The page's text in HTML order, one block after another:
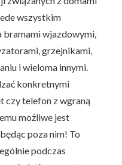
wszystkim
bramami wjazdowymi,
grzejnikami,
i wieloma innymi.
konkretnymi
czy telefon z wgraną
możliwe jest
poza nim! To
podczas